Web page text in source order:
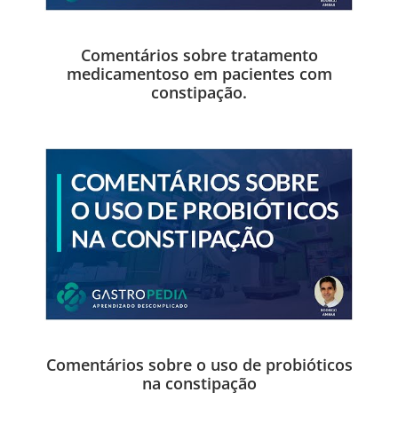
Comentários sobre tratamento
medicamentoso em pacientes com
constipação.
Comentários sobre o uso de probióticos
na constipação